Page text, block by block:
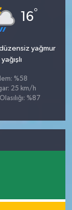
16°
yağmur
yağışlı
%58
25 km/h
%87